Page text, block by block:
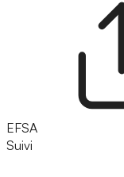
EFSA
Suivi